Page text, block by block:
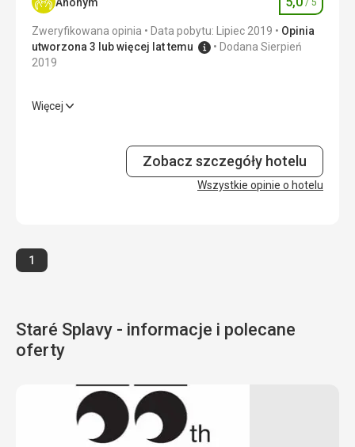
Zakwaterowanie 2,0/ 5
Okolica 5,0
Cena
Ocena
Zweryfikowana opinia Data pobytu: Lipiec 2019
Opinia
utworzona 3 lub więcej lat temu
Dodana Sierpień
2019
5,0 / 5
5,0/ 5
Cena
Więcej
Zobacz szczegóły hotelu
Wszystkie opinie o hotelu
Strona
1
Staré Splavy - informacje i polecane
oferty